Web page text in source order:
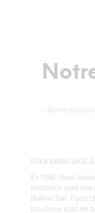
—Membres du
ERKA AMBALLAGE
En 1998, Nous
bouchons sous
Makine San. Trade
bouchons était les